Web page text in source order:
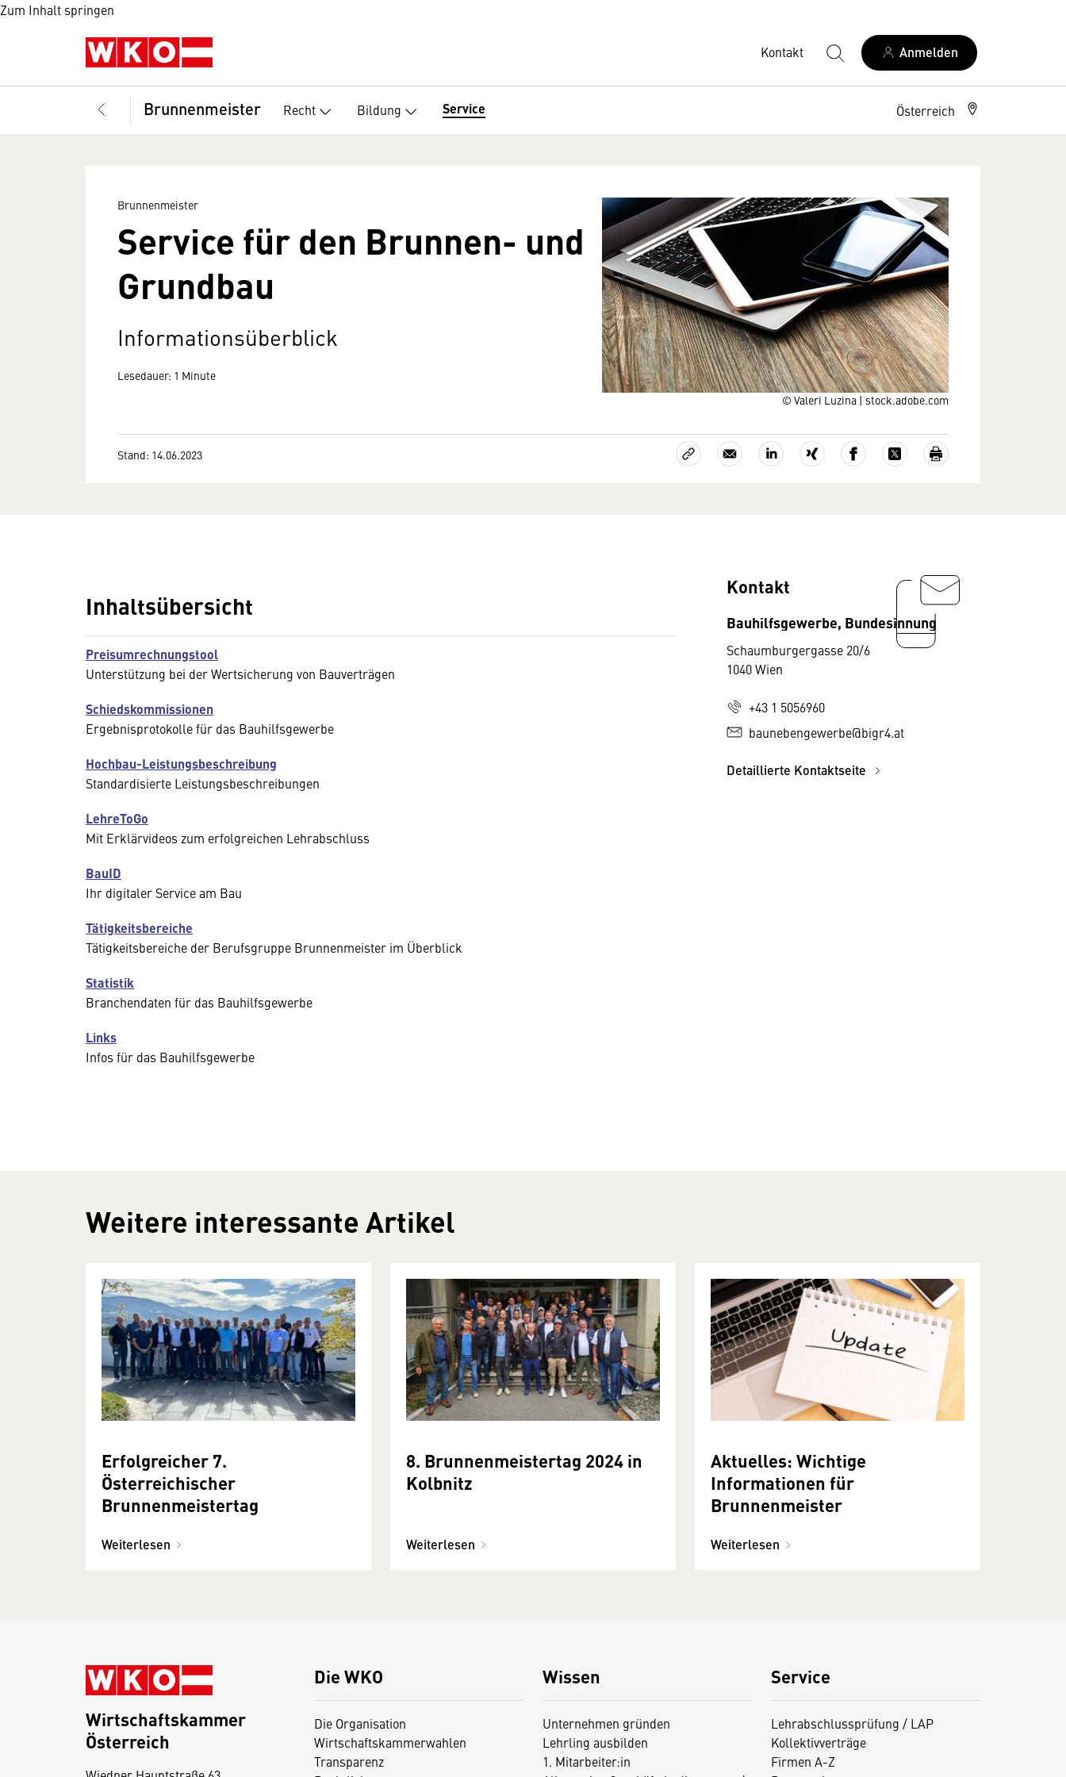
Zum Inhalt springen
Kontakt Anmelden
Brunnenmeister Recht Bildung Service Österreich
© Valeri Luzina | stock.adobe.com
Brunnenmeister
Service für den Brunnen- und
Grundbau
Informationsüberblick
Lesedauer: 1 Minute
Stand: 14.06.2023
Inhaltsübersicht
Preisumrechnungstool
Unterstützung bei der Wertsicherung von Bauverträgen
Schiedskommissionen
Ergebnisprotokolle für das Bauhilfsgewerbe
Hochbau-Leistungsbeschreibung
Standardisierte Leistungsbeschreibungen
LehreToGo
Mit Erklärvideos zum erfolgreichen Lehrabschluss
BauID
Ihr digitaler Service am Bau
Tätigkeitsbereiche
Tätigkeitsbereiche der Berufsgruppe Brunnenmeister im Überblick
Statistik
Branchendaten für das Bauhilfsgewerbe
Links
Infos für das Bauhilfsgewerbe
Kontakt
Bauhilfsgewerbe, Bundesinnung
Schaumburgergasse 20/6
1040 Wien
+43 1 5056960
baunebengewerbe@bigr4.at
Detaillierte Kontaktseite
Weitere interessante Artikel
Erfolgreicher 7.
Österreichischer
Brunnenmeistertag
Weiterlesen
8. Brunnenmeistertag 2024 in
Kolbnitz
Weiterlesen
Aktuelles: Wichtige
Informationen für
Brunnenmeister
Weiterlesen
Die WKO
Die Organisation
Wirtschaftskammerwahlen
Transparenz
Wissen
Unternehmen gründen
Lehrling ausbilden
1. Mitarbeiter:in
Service
Lehrabschlussprüfung / LAP
Kollektivverträge
Firmen A-Z
Wirtschaftskammer
Österreich